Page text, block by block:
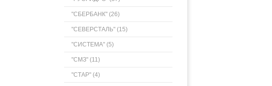
"СБЕРБАНК" (26)
"СЕВЕРСТАЛЬ" (15)
"СИСТЕМА" (5)
"СМЗ" (11)
"СТАР" (4)